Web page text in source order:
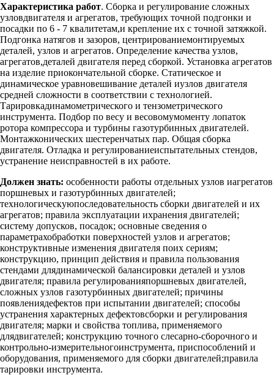
Характеристика работ. Сборка и регулирование сложных
узловдвигателя и агрегатов, требующих точной подгонки и
посадки по 6 - 7 квалитетам,и крепление их с точной затяжкой.
Подгонка натягов и зазоров, центрированиемонтируемых
деталей, узлов и агрегатов. Определение качества узлов,
агрегатов,деталей двигателя перед сборкой. Установка агрегатов
на изделие приокончательной сборке. Статическое и
динамическое уравновешивание деталей иузлов двигателя
средней сложности в соответствии с технологией.
Тарировкадинамометрического и тензометрического
инструмента. Подбор по весу и весовомумоменту лопаток
ротора компрессора и турбины газотурбинных двигателей.
Монтажконических шестеренчатых пар. Общая сборка
двигателя. Отладка и регулированиеиспытательных стендов,
устранение неисправностей в их работе.
Должен знать: особенности работы отдельных узлов иагрегатов
поршневых и газотурбинных двигателей;
технологическуюпоследовательность сборки двигателей и их
агрегатов; правила эксплуатации ихранения двигателей;
систему допусков, посадок; основные сведения о
параметрахобработки поверхностей узлов и агрегатов;
конструктивные изменения двигателя поих сериям;
конструкцию, принцип действия и правила пользования
стендами длядинамической балансировки деталей и узлов
двигателя; правила регулированияпоршневых двигателей,
сложных узлов газотурбинных двигателей; причины
появлениядефектов при испытании двигателей; способы
устранения характерных дефектовсборки и регулирования
двигателя; марки и свойства топлива, применяемого
длядвигателей; конструкцию точного слесарно-сборочного и
контрольно-измерительногоинструмента, приспособлений и
оборудования, применяемого для сборки двигателей;правила
тарировки инструмента.